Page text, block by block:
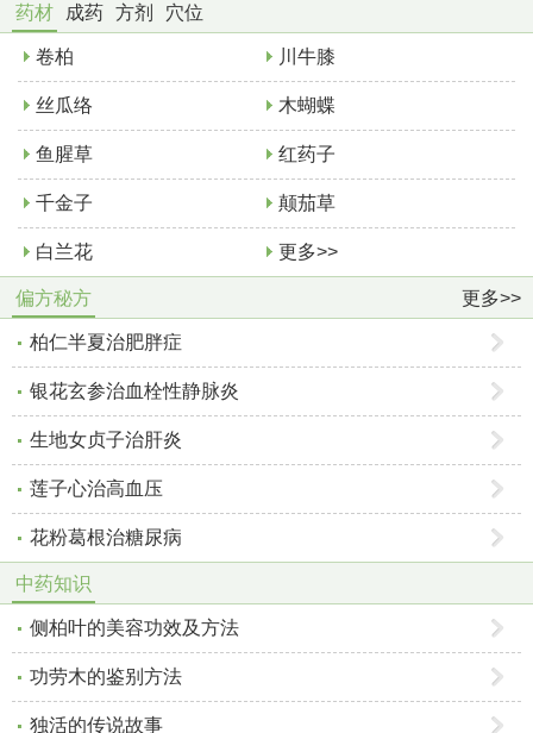
药材 成药 方剂 穴位
卷柏 川牛膝
丝瓜络 木蝴蝶
鱼腥草 红药子
千金子 颠茄草
白兰花 更多>>
偏方秘方 更多>>
柏仁半夏治肥胖症
银花玄参治血栓性静脉炎
生地女贞子治肝炎
莲子心治高血压
花粉葛根治糖尿病
中药知识
侧柏叶的美容功效及方法
功劳木的鉴别方法
独活的传说故事